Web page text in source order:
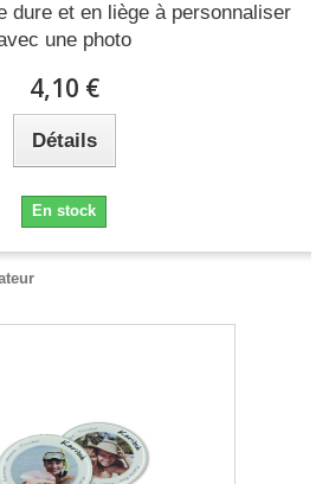
dure et en liège à personnaliser
une photo
4,10 €
Détails
En stock